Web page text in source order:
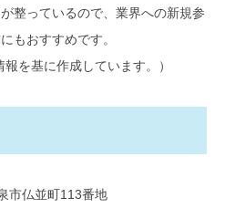
整っているので、業界への新規参
もおすすめです。
を基に作成しています。）
市仏並町113番地